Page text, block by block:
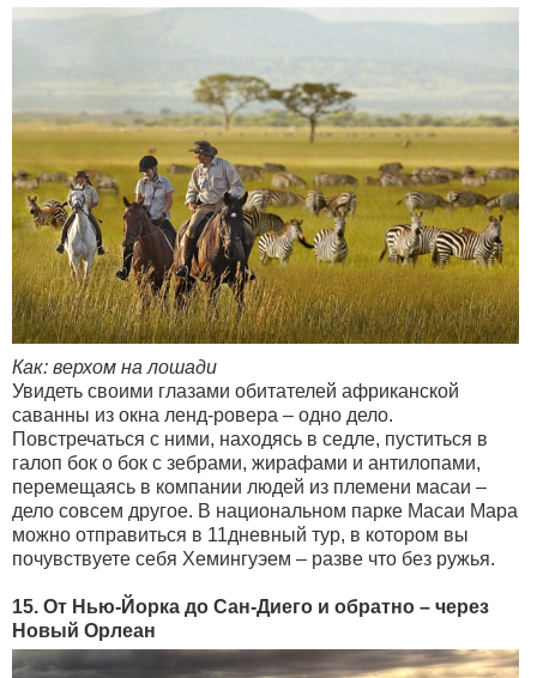
Как: верхом на лошади
Увидеть своими глазами обитателей африканской
саванны из окна ленд-ровера – одно дело.
Повстречаться с ними, находясь в седле, пуститься в
галоп бок о бок с зебрами, жирафами и антилопами,
перемещаясь в компании людей из племени масаи –
дело совсем другое. В национальном парке Масаи Мара
можно отправиться в 11дневный тур, в котором вы
почувствуете себя Хемингуэем – разве что без ружья.
15. От Нью-Йорка до Сан-Диего и обратно – через
Новый Орлеан